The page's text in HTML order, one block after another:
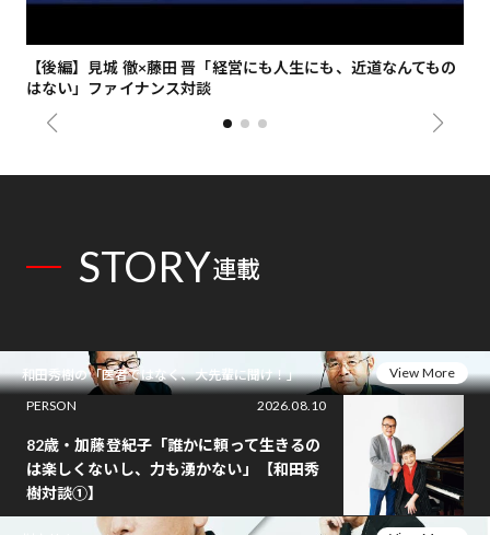
【後編】見城 徹×藤田 晋「経営にも人生にも、近道なんてもの
はない」ファイナンス対談
STORY連載
和田秀樹の「医者ではなく、大先輩に聞け！」
View More
PERSON
2026.08.10
82歳・加藤登紀子「誰かに頼って生きるの
は楽しくないし、力も湧かない」【和田秀
樹対談①】